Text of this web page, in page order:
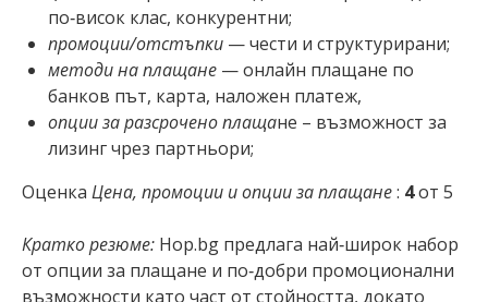
по‑висок клас, конкурентни;
промоции/отстъпки — чести и структурирани;
методи на плащане — онлайн плащане по
банков път, карта, наложен платеж,
опции за разсрочено плащане – възможност за
лизинг чрез партньори;
Оценка Цена, промоции и опции за плащане: 4от 5
Кратко резюме: Hop.bg предлага най‑широк набор
от опции за плащане и по‑добри промоционални
възможности като част от стойността, докато